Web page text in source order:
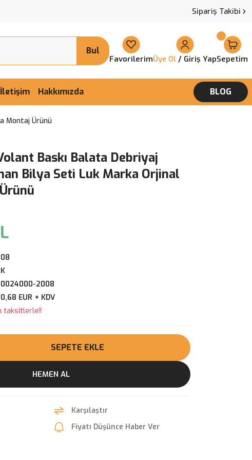
Sipariş Takibi
Bul
FavorilerimÜye Ol / Giriş YapSepetim
İletişim Hakkımızda BLOG
Montaj Ürünü
Baskı Balata Debriyaj
Bilya Seti Luk Marka Orjinal
2008
EUR + KDV
taksitlerle!!
SEPETE EKLE
HEMEN AL
Karşılaştır
Fiyatı Düşünce Haber Ver